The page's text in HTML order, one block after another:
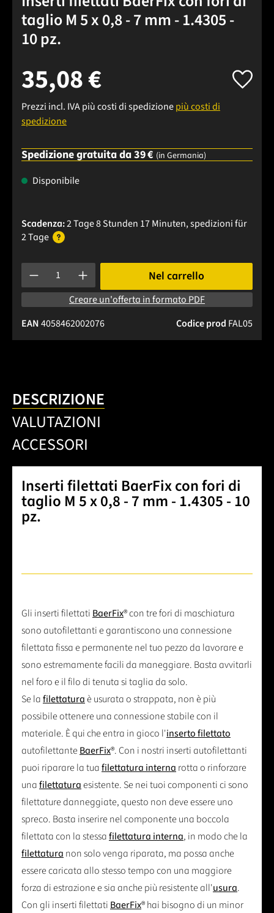
taglio M 5 x 0,8 - 7 mm - 1.4305 -
10 pz.
35,08 €
Prezzi incl. IVA più costi di spedizionepiù costi di
spedizione
Spedizione gratuita da 39 € (in Germania)
Disponibile
Scadenza:2 Tage 8 Stunden 17 Minuten, spedizionifür
2 Tage
Quantità del prodotto: inserisci la quantità desiderata o
Nel carrello
Creare un'offerta in formato PDF
Codice prod FAL05
EAN4058462002076
DESCRIZIONE
VALUTAZIONI
ACCESSORI
Inserti filettati BaerFix con fori di
taglio M 5 x 0,8 - 7 mm - 1.4305 - 10
pz.
Gli inserti filettati BaerFix® con tre fori di maschiatura
sono autofilettanti e garantiscono una connessione
filettata fissa e permanente nel tuo pezzo da lavorare e
sono estremamente facili da maneggiare. Basta avvitarli
nel foro e il filo di tenuta si taglia da solo.
Se lafilettaturaè usurata o strappata, non è più
possibile ottenere una connessione stabile con il
materiale. È qui che entra in gioco l'inserto filettato
autofilettanteBaerFix®. Con i nostri inserti autofilettanti
puoi riparare la tuafilettatura interna rotta o rinforzare
unafilettaturaesistente. Se nei tuoi componenti ci sono
filettature danneggiate, questo non deve essere uno
spreco. Basta inserire nel componente una boccola
filettata con la stessafilettatura interna, in modo che la
filettatura non solo venga riparata, ma possa anche
essere caricata allo stesso tempo con una maggiore
forza di estrazione e sia anche più resistente all'usura.
Con gli inserti filettati BaerFix® hai bisogno di un minor